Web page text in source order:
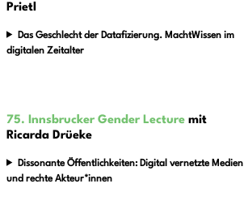
Pri­etl
Das Geschlecht der Datafizierung. MachtWissen im
digitalen Zeitalter
75. Innsbrucker Gender Lecture mit
Ricarda Drüeke
Dissonante Öffentlichkeiten: Digital vernetzte Medien
und rechte Akteur*innen